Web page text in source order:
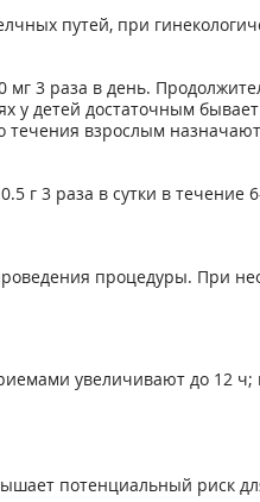
путей, при
3 раза в день.
у детей достаточным
взрослым назначают
г 3 раза в сутки в течение
процедуры. При
увеличивают до 12 ч;
потенциальный риск